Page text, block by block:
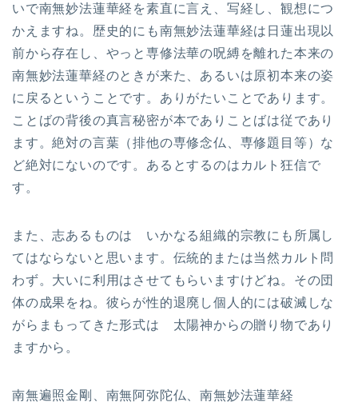
いで南無妙法蓮華経を素直に言え、写経し、観想につ
かえますね。歴史的にも南無妙法蓮華経は日蓮出現以
前から存在し、やっと専修法華の呪縛を離れた本来の
南無妙法蓮華経のときが来た、あるいは原初本来の姿
に戻るということです。ありがたいことであります。
ことばの背後の真言秘密が本でありことばは従であり
ます。絶対の言葉（排他の専修念仏、専修題目等）な
ど絶対にないのです。あるとするのはカルト狂信で
す。
また、志あるものは いかなる組織的宗教にも所属し
てはならないと思います。伝統的または当然カルト問
わず。大いに利用はさせてもらいますけどね。その団
体の成果をね。彼らが性的退廃し個人的には破滅しな
がらまもってきた形式は 太陽神からの贈り物であり
ますから。
南無遍照金剛、南無阿弥陀仏、南無妙法蓮華経